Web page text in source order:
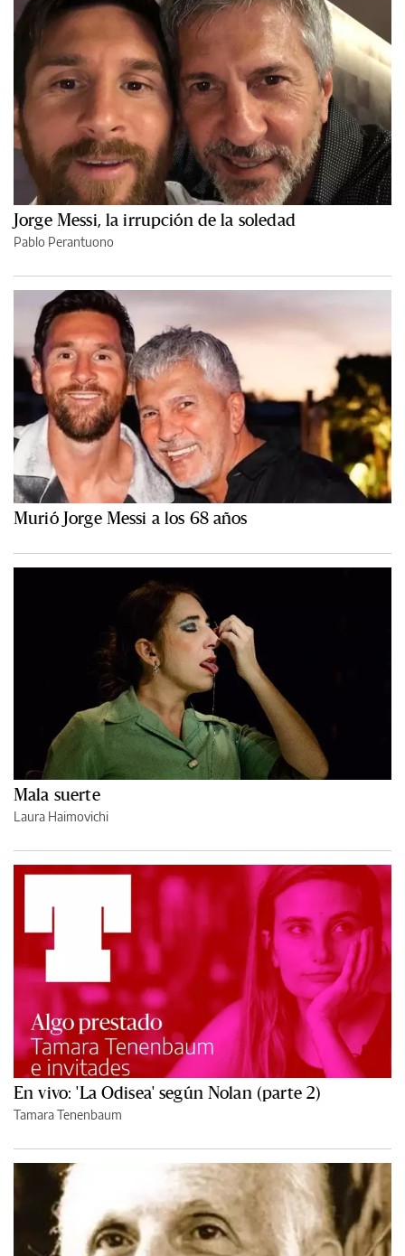
Jorge Messi, la irrupción de la soledad
Pablo Perantuono
Murió Jorge Messi a los 68 años
Mala suerte
Laura Haimovichi
En vivo: 'La Odisea' según Nolan (parte 2)
Tamara Tenenbaum